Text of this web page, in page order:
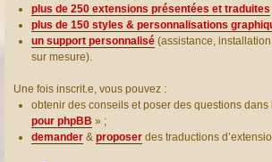
plus de 250 extensions présentées et traduites
plus de 150 styles & personnalisations
un support personnalisé (assistance,
sur mesure).
Une fois inscrit.e, vous pouvez :
obtenir des conseils et poser des questions dans
pour phpBB » ;
demander & proposer des traductions